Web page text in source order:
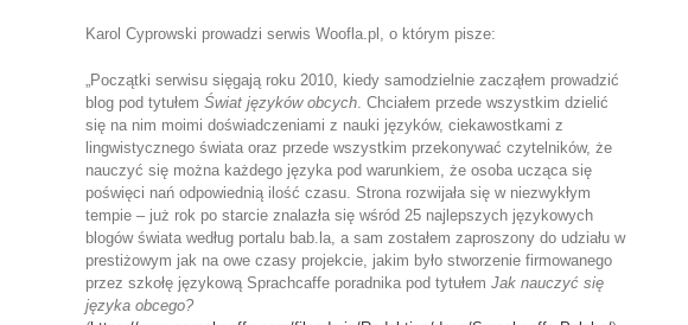
Karol Cyprowski prowadzi serwis Woofla.pl, o którym pisze:
„Początki serwisu sięgają roku 2010, kiedy samodzielnie zacząłem prowadzić
blog pod tytułem Świat języków obcych. Chciałem przede wszystkim dzielić
się na nim moimi doświadczeniami z nauki języków, ciekawostkami z
lingwistycznego świata oraz przede wszystkim przekonywać czytelników, że
nauczyć się można każdego języka pod warunkiem, że osoba ucząca się
poświęci nań odpowiednią ilość czasu. Strona rozwijała się w niezwykłym
tempie – już rok po starcie znalazła się wśród 25 najlepszych językowych
blogów świata według portalu bab.la, a sam zostałem zaproszony do udziału w
prestiżowym jak na owe czasy projekcie, jakim było stworzenie firmowanego
przez szkołę językową Sprachcaffe poradnika pod tytułem Jak nauczyć się
języka obcego?